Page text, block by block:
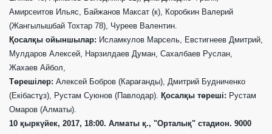
Амирсеитов Ильяс, Байжанов Максат (к), Коробкин Валерий
(Жангылышбай Тохтар 78), Чуреев Валентин.
Қосалқы ойыншылар: Исламкулов Марсель, Евстигнеев Дмитрий,
Мулдаров Алексей, Нарзилдаев Думан, Сахалбаев Руслан,
Жахаев Айбол,
Төрешілер: Алексей Бобров (Карағанды), Дмитрий Будниченко
(Екібастұз), Рустам Суюнов (Павлодар). Қосалқы төреші: Рустам
Омаров (Алматы).
10 қыркүйек, 2017, 18:00. Алматы қ., "Орталық" стадион. 9000